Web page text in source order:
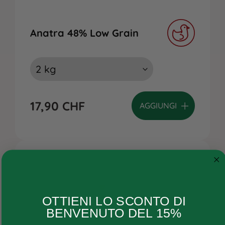
Gatto
Anatra 48% Low Grain
17,90 CHF AGGIUNGI
OTTIENI LO SCONTO DI
BENVENUTO DEL 15%